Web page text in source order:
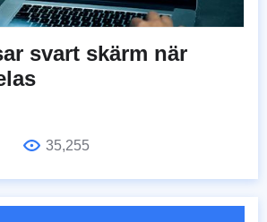
svart skärm när
35,255